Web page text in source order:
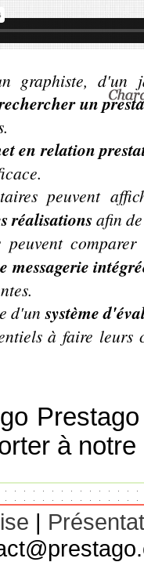
graphiste, d'un
un
en relation
peuvent
réalisationsafin
peuvent
messagerie
d'unsystème
à faire leurs
à
|